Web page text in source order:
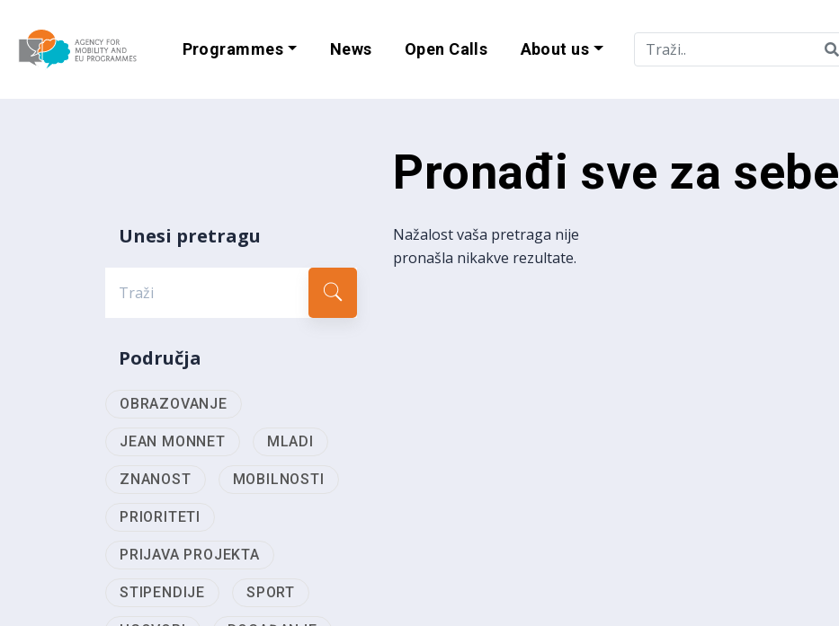
Programmes News Open Calls About us
Unesi pretragu
Područja
OBRAZOVANJE
JEAN MONNET MLADI
ZNANOST MOBILNOSTI
PRIORITETI
PRIJAVA PROJEKTA
STIPENDIJE SPORT
Pronađi sve za sebe
Nažalost vaša pretraga nije
pronašla nikakve rezultate.